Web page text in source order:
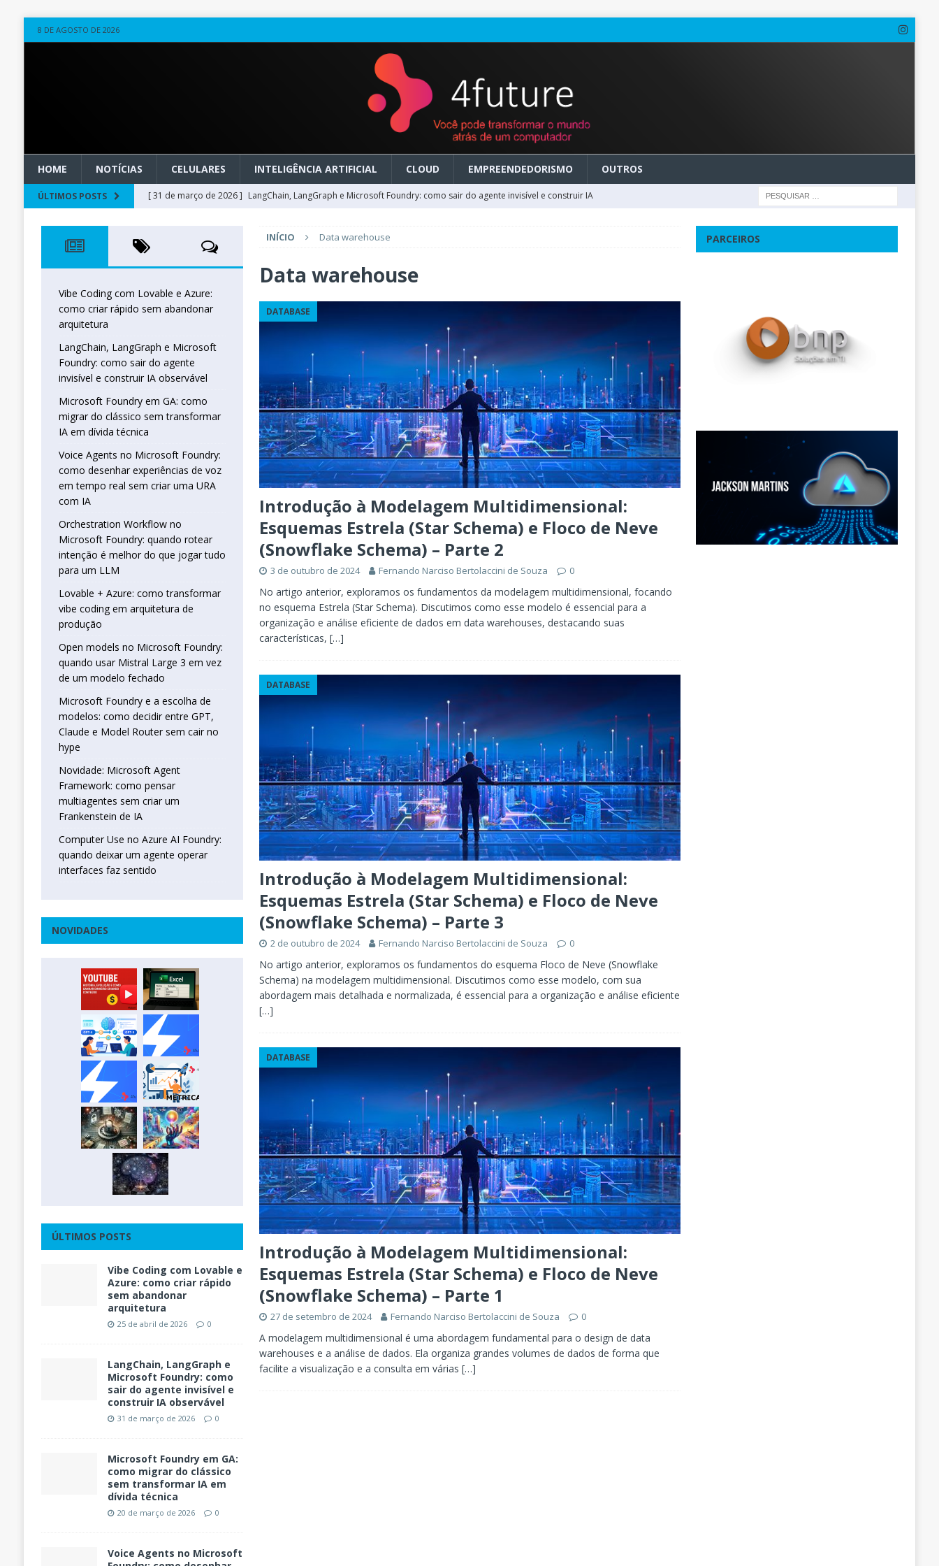
8 DE AGOSTO DE 2026
HOME NOTÍCIAS CELULARES INTELIGÊNCIA ARTIFICIAL CLOUD EMPREENDEDORISMO OUTROS
ÚLTIMOS POSTS [ 31 de março de 2026 ] LangChain, LangGraph e Microsoft Foundry: como sair do agente invisível e construir IA
[ 20 de março de 2026 ]
Microsoft Foundry em GA: como migrar do clássico sem transformar IA em dívida
técnica
INTELIGÊNCIA ARTIFICIAL
[ 27 de fevereiro de 2026 ]
real sem criar uma URA com IA
INTELIGÊNCIA ARTIFICIAL
Orchestration Workflow no Microsoft Foundry: quando rotear intenção é melhor do
que jogar tudo para um LLM
[ 25 de abril de 2026 ]
Vibe Coding com Lovable e Azure: como criar rápido sem abandonar arquitetura
INÍCIO Data warehouse
Data warehouse
DATABASE
Introdução à Modelagem Multidimensional:
Esquemas Estrela (Star Schema) e Floco de Neve
(Snowflake Schema) – Parte 2
3 de outubro de 2024 Fernando Narciso Bertolaccini de Souza 0
No artigo anterior, exploramos os fundamentos da modelagem multidimensional, focando
no esquema Estrela (Star Schema). Discutimos como esse modelo é essencial para a
organização e análise eficiente de dados em data warehouses, destacando suas
características,[…]
DATABASE
Introdução à Modelagem Multidimensional:
Esquemas Estrela (Star Schema) e Floco de Neve
(Snowflake Schema) – Parte 3
2 de outubro de 2024 Fernando Narciso Bertolaccini de Souza 0
No artigo anterior, exploramos os fundamentos do esquema Floco de Neve (Snowflake
Schema) na modelagem multidimensional. Discutimos como esse modelo, com sua
abordagem mais detalhada e normalizada, é essencial para a organização e análise eficiente
[…]
DATABASE
Introdução à Modelagem Multidimensional:
Esquemas Estrela (Star Schema) e Floco de Neve
(Snowflake Schema) – Parte 1
27 de setembro de 2024 Fernando Narciso Bertolaccini de Souza 0
A modelagem multidimensional é uma abordagem fundamental para o design de data
warehouses e a análise de dados. Ela organiza grandes volumes de dados de forma que
facilite a visualização e a consulta em várias[…]
Vibe Coding com Lovable e Azure:
como criar rápido sem abandonar
arquitetura
LangChain, LangGraph e Microsoft
Foundry: como sair do agente
invisível e construir IA observável
Microsoft Foundry em GA: como
migrar do clássico sem transformar
IA em dívida técnica
Voice Agents no Microsoft Foundry:
como desenhar experiências de voz
em tempo real sem criar uma URA
com IA
Orchestration Workflow no
Microsoft Foundry: quando rotear
intenção é melhor do que jogar tudo
para um LLM
Lovable + Azure: como transformar
vibe coding em arquitetura de
produção
Open models no Microsoft Foundry:
quando usar Mistral Large 3 em vez
de um modelo fechado
Microsoft Foundry e a escolha de
modelos: como decidir entre GPT,
Claude e Model Router sem cair no
hype
Novidade: Microsoft Agent
Framework: como pensar
multiagentes sem criar um
Frankenstein de IA
Computer Use no Azure AI Foundry:
quando deixar um agente operar
interfaces faz sentido
NOVIDADES
ÚLTIMOS POSTS
Vibe Coding com Lovable e
Azure: como criar rápido
sem abandonar
arquitetura
25 de abril de 2026 0
LangChain, LangGraph e
Microsoft Foundry: como
sair do agente invisível e
construir IA observável
31 de março de 2026 0
Microsoft Foundry em GA:
como migrar do clássico
sem transformar IA em
dívida técnica
20 de março de 2026 0
Voice Agents no Microsoft
PARCEIROS